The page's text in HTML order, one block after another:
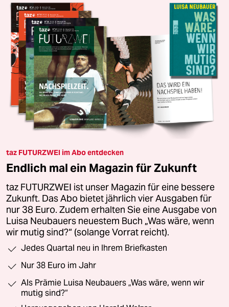
taz FUTURZWEI im Abo entdecken
Endlich mal ein Magazin für Zukunft
taz FUTURZWEI ist unser Magazin für eine bessere
Zukunft. Das Abo bietet jährlich vier Ausgaben für
nur 38 Euro. Zudem erhalten Sie eine Ausgabe von
Luisa Neubauers neuestem Buch „Was wäre, wenn
wir mutig sind?“ (solange Vorrat reicht).
Jedes Quartal neu in Ihrem Briefkasten
Nur 38 Euro im Jahr
Als Prämie Luisa Neubauers „Was wäre, wenn wir
mutig sind?“